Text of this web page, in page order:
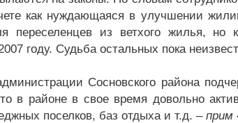
как нуждающаяся в улучшении
переселенцев из ветхого жилья, но
году. Судьба остальных пока
Сосновского района
в районе в свое время довольно
поселков, баз отдыха и т.д. – прим